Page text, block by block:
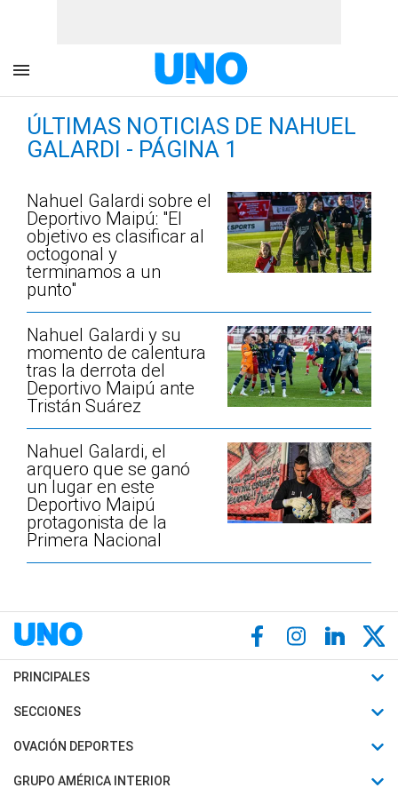
ÚLTIMAS NOTICIAS DE NAHUEL
GALARDI - PÁGINA 1
Nahuel Galardi sobre el
Deportivo Maipú: "El
objetivo es clasificar al
octogonal y
terminamos a un
punto"
Nahuel Galardi y su
momento de calentura
tras la derrota del
Deportivo Maipú ante
Tristán Suárez
Nahuel Galardi, el
arquero que se ganó
un lugar en este
Deportivo Maipú
protagonista de la
Primera Nacional
PRINCIPALES
Últimas Noticias
Política
SECCIONES
Horóscopo
Motores
OVACIÓN DEPORTES
Fútbol
GRUPO AMÉRICA INTERIOR